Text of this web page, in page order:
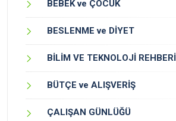
BEBEK ve ÇOCUK
BESLENME ve DİYET
BİLİM VE TEKNOLOJİ REHBERİ
BÜTÇE ve ALIŞVERİŞ
ÇALIŞAN GÜNLÜĞÜ